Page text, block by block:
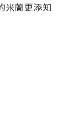
米蘭更添知